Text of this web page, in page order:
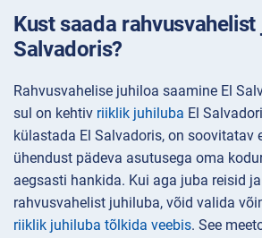
Kust saada rahvusvahelist
Salvadoris?
Rahvusvahelise juhiloa saamine El
sul on kehtiv riiklik juhiluba El
külastada El Salvadoris, on soovitatav
ühendust pädeva asutusega oma
aegsasti hankida. Kui aga juba reisid
rahvusvahelist juhiluba, võid valida
riiklik juhiluba tõlkida veebis. See